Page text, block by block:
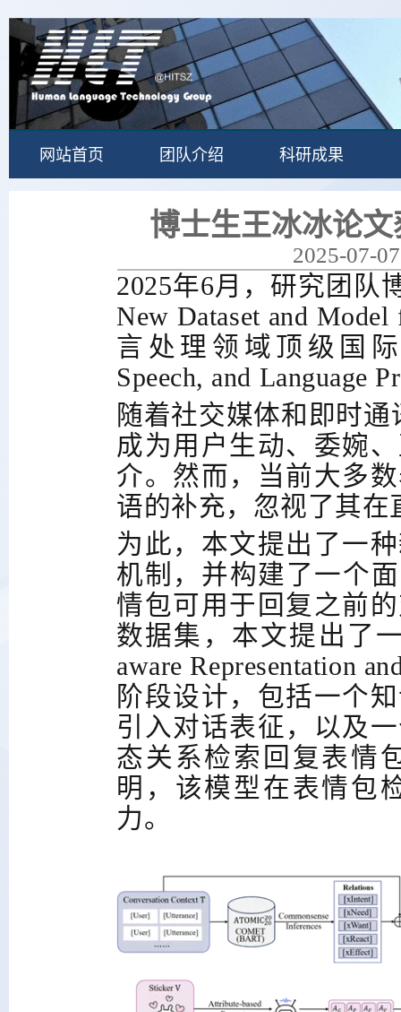
网站首页 团队介绍 科研成果
博士生王冰冰论
2025-07-
2025年6月，研究团队
New Dataset and
言处理领域顶级国
Speech, and Language
随着社交媒体和即时
成为用户生动、委婉
介。然而，当前大多
语的补充，忽视了其
为此，本文提出了一
机制，并构建了一个
情包可用于回复之前
数据集，本文提出了
aware Representation
阶段设计，包括一个
引入对话表征，以及
态关系检索回复表情
明，该模型在表情包
力。